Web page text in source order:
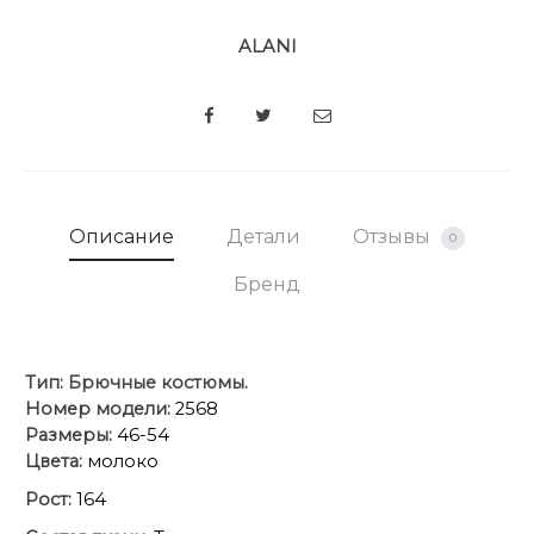
ALANI
SHARE
Описание Детали Отзывы 0
Бренд
Тип: Брючные костюмы.
Номер модели: 2568
Размеры: 46-54
Цвета: молоко
Рост: 164